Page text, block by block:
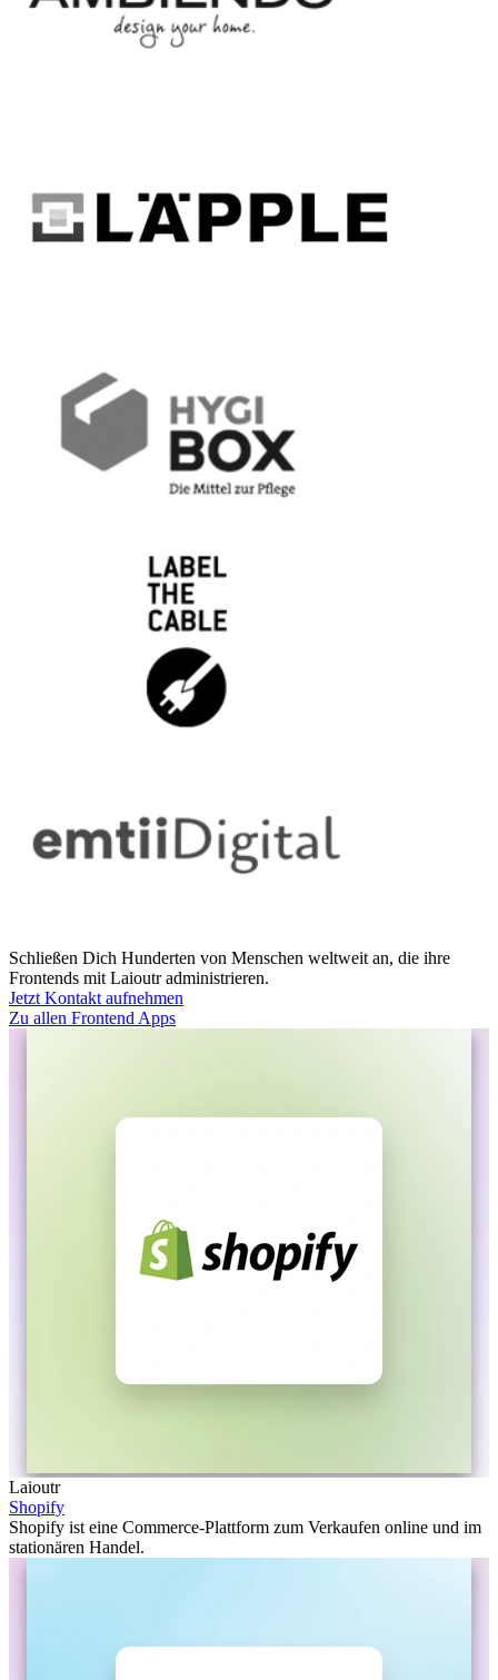
Schließen Dich Hunderten von Menschen weltweit an, die ihre
Frontends mit Laioutr administrieren.
Jetzt Kontakt aufnehmen
Zu allen Frontend Apps
Laioutr
Shopify
Shopify ist eine Commerce-Plattform zum Verkaufen online und im
stationären Handel.